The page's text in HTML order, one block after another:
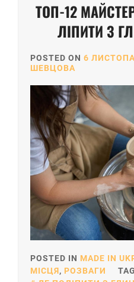
ТОП-12
ЛІПИТИ З
POSTED ON 6
ШЕВЦОВА
POSTED IN MADE IN
МІСЦЯ, РОЗВАГИ